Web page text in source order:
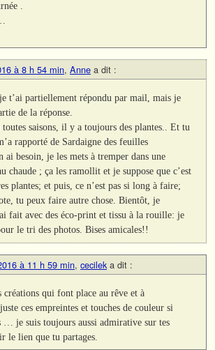
.
à 8 h 54 min, Anne a dit :
t’ai partiellement répondu par mail, mais je
de la réponse.
saisons, il y a toujours des plantes.. Et tu
rapporté de Sardaigne des feuilles
ai besoin, je les mets à tremper dans une
chaude ; ça les ramollit et je suppose que c’est
plantes; et puis, ce n’est pas si long à faire;
tu peux faire autre chose. Bientôt, je
fait avec des éco-print et tissu à la rouille: je
le tri des photos. Bises amicales!!
à 11 h 59 min, cecilek a dit :
créations qui font place au rêve et à
ces empreintes et touches de couleur si
… je suis toujours aussi admirative sur tes
le lien que tu partages.